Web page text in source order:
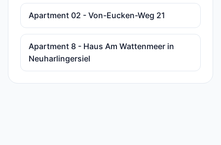
Apartment 02 - Von-Eucken-Weg 21
Apartment 8 - Haus Am Wattenmeer in
Neuharlingersiel